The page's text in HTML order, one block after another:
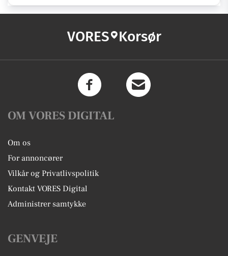
VORES Korsør
OM VORES DIGITAL
Om os
For annoncører
Vilkår og Privatlivspolitik
Kontakt VORES Digital
Administrer samtykke
GENVEJE